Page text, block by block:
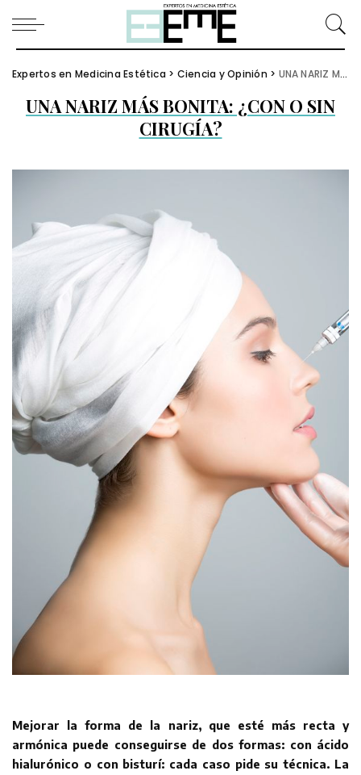
Expertos en Medicina Estética > Ciencia y Opinión > UNA NARIZ MÁS BONITA: ¿CON O SIN CIRUGÍA?
UNA NARIZ MÁS BONITA: ¿CON O SIN
CIRUGÍA?
Mejorar la forma de la nariz, que esté más recta y
armónica puede conseguirse de dos formas: con ácido
hialurónico o con bisturí: cada caso pide su técnica. La